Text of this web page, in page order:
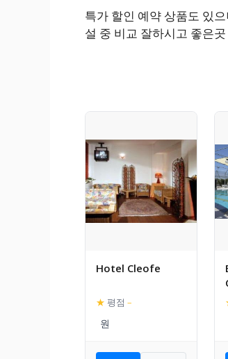
특가 할인 예약 상품도 있
설 중 비교 잘하시고 좋은
Hotel Cleofe
★ 평점 –